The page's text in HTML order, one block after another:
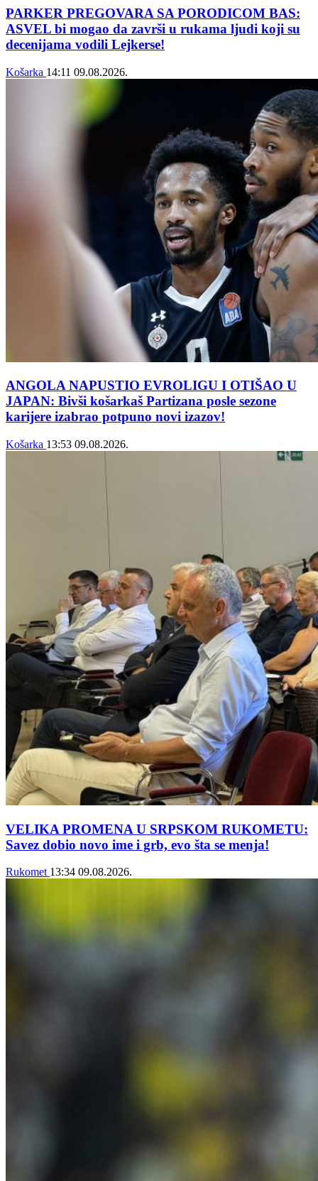
PARKER PREGOVARA SA PORODICOM BAS:
ASVEL bi mogao da završi u rukama ljudi koji su
decenijama vodili Lejkerse!
Košarka 14:11 09.08.2026.
ANGOLA NAPUSTIO EVROLIGU I OTIŠAO U
JAPAN: Bivši košarkaš Partizana posle sezone
karijere izabrao potpuno novi izazov!
Košarka 13:53 09.08.2026.
VELIKA PROMENA U SRPSKOM RUKOMETU:
Savez dobio novo ime i grb, evo šta se menja!
Rukomet 13:34 09.08.2026.